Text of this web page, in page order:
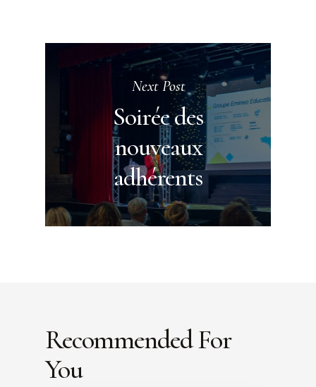
Next Post
Soirée des
nouveaux
adhérents
Recommended For
You